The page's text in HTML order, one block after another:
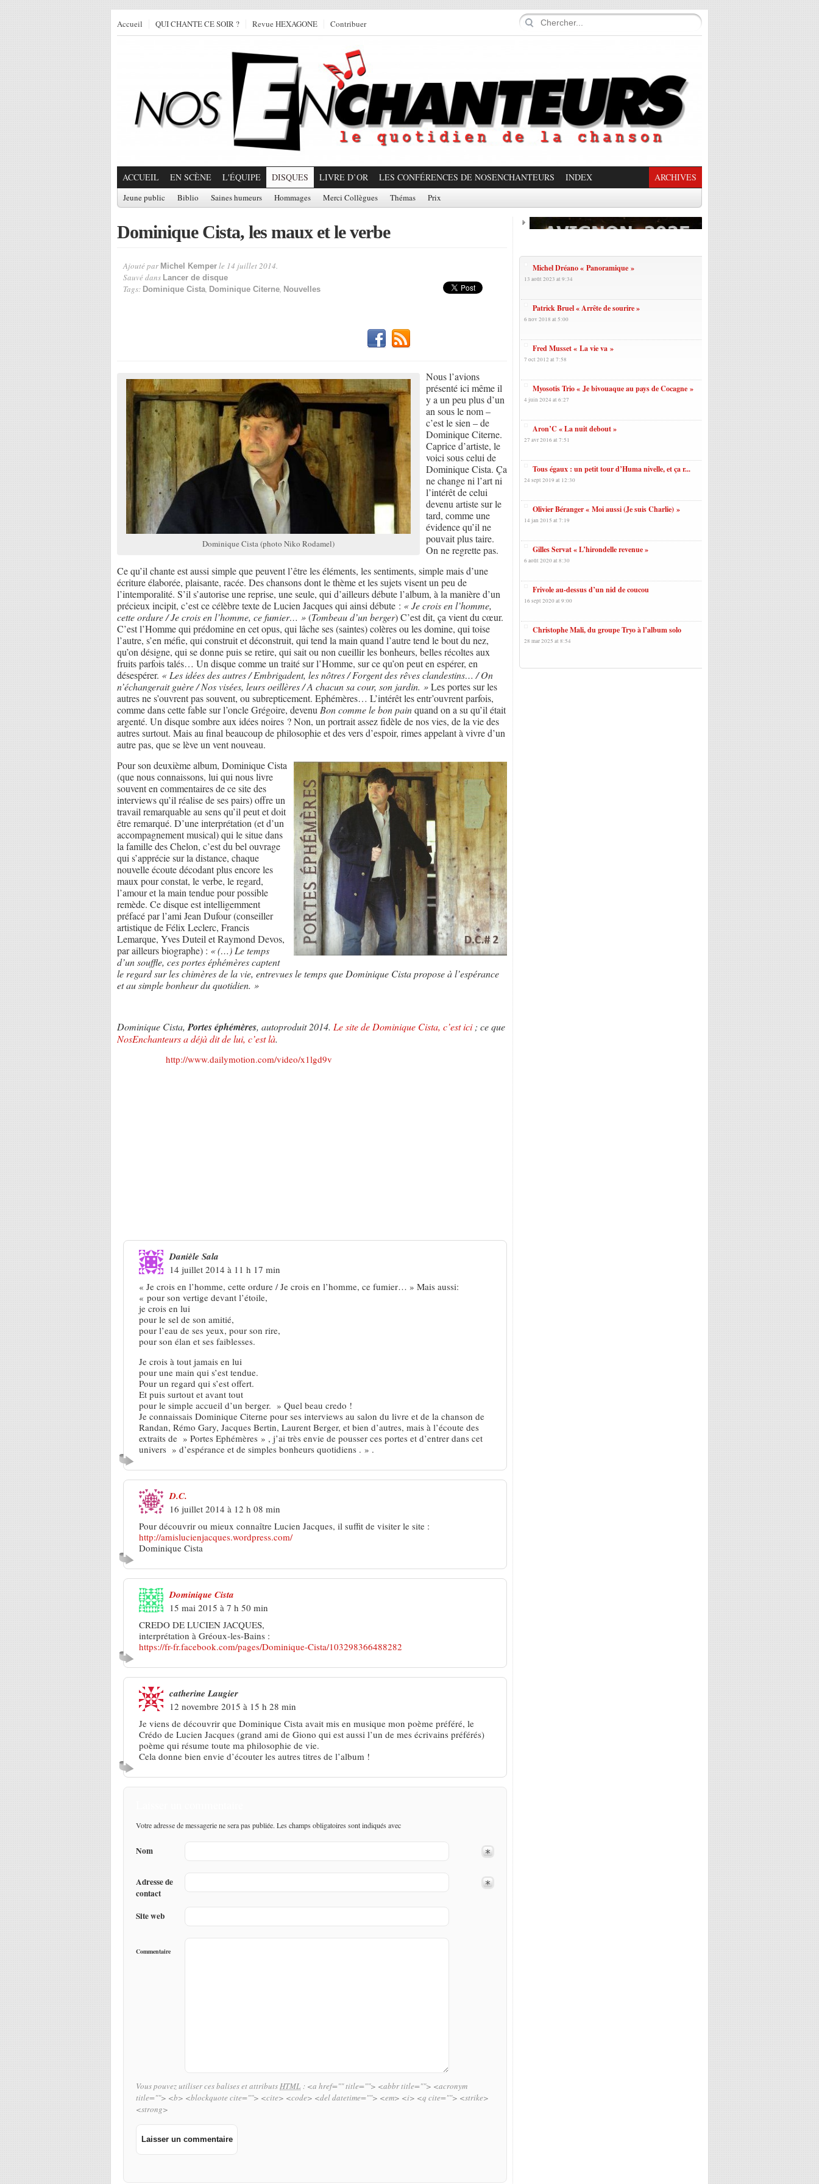
Accueil QUI CHANTE CE SOIR ? Revue HEXAGONE Contribuer
ACCUEIL EN SCÈNE L'ÉQUIPE DISQUES LIVRE D’OR LES CONFÉRENCES DE NOSENCHANTEURS INDEX ARCHIVES
Jeune public Biblio Saines humeurs Hommages Merci Collègues Thémas Prix
Dominique Cista, les maux et le verbe
Ajouté par Michel Kemper le 14 juillet 2014.
Sauvé dans Lancer de disque
Tags: Dominique Cista, Dominique Citerne, Nouvelles
Dominique Cista (photo Niko Rodamel)
Nous l’avions
présenté ici même il
y a un peu plus d’un
an sous le nom –
c’est le sien – de
Dominique Citerne.
Caprice d’artiste, le
voici sous celui de
Dominique Cista. Ça
ne change ni l’art ni
l’intérêt de celui
devenu artiste sur le
tard, comme une
évidence qu’il ne
pouvait plus taire.
On ne regrette pas.
Ce qu’il chante est aussi simple que peuvent l’être les éléments, les sentiments, simple mais d’une
écriture élaborée, plaisante, racée. Des chansons dont le thème et les sujets visent un peu de
l’intemporalité. S’il s’autorise une reprise, une seule, qui d’ailleurs débute l’album, à la manière d’un
précieux incipit, c’est ce célèbre texte de Lucien Jacques qui ainsi débute : « Je crois en l’homme,
cette ordure / Je crois en l’homme, ce fumier… »(Tombeau d’un berger) C’est dit, ça vient du cœur.
C’est l’Homme qui prédomine en cet opus, qui lâche ses (saintes) colères ou les domine, qui toise
l’autre, s’en méfie, qui construit et déconstruit, qui tend la main quand l’autre tend le bout du nez,
qu’on désigne, qui se donne puis se retire, qui sait ou non cueillir les bonheurs, belles récoltes aux
fruits parfois talés… Un disque comme un traité sur l’Homme, sur ce qu’on peut en espérer, en
désespérer. « Les idées des autres / Embrigadent, les nôtres / Forgent des rêves clandestins… / On
n’échangerait guère / Nos visées, leurs oeillères / A chacun sa cour, son jardin. »Les portes sur les
autres ne s’ouvrent pas souvent, ou subrepticement. Ephémères… L’intérêt les entr’ouvrent parfois,
comme dans cette fable sur l’oncle Grégoire, devenu Bon comme le bon painquand on a su qu’il était
argenté. Un disque sombre aux idées noires ? Non, un portrait assez fidèle de nos vies, de la vie des
autres surtout. Mais au final beaucoup de philosophie et des vers d’espoir, rimes appelant à vivre d’un
autre pas, que se lève un vent nouveau.
Pour son deuxième album, Dominique Cista
(que nous connaissons, lui qui nous livre
souvent en commentaires de ce site des
interviews qu’il réalise de ses pairs) offre un
travail remarquable au sens qu’il peut et doit
être remarqué. D’une interprétation (et d’un
accompagnement musical) qui le situe dans
la famille des Chelon, c’est du bel ouvrage
qui s’apprécie sur la distance, chaque
nouvelle écoute décodant plus encore les
maux pour constat, le verbe, le regard,
l’amour et la main tendue pour possible
remède. Ce disque est intelligemment
préfacé par l’ami Jean Dufour (conseiller
artistique de Félix Leclerc, Francis
Lemarque, Yves Duteil et Raymond Devos,
par ailleurs biographe) : « (…) Le temps
d’un souffle, ces portes éphémères captent
le regard sur les chimères de la vie, entrevues le temps que Dominique Cista propose à l’espérance
et au simple bonheur du quotidien. »
Dominique Cista, Portes éphémères, autoproduit 2014. Le site de Dominique Cista, c’est ici; ce que
NosEnchanteurs a déjà dit de lui, c’est là.
http://www.dailymotion.com/video/x1lgd9v
Danièle Sala
14 juillet 2014 à 11 h 17 min
« Je crois en l’homme, cette ordure / Je crois en l’homme, ce fumier… » Mais aussi:
« pour son vertige devant l’étoile,
je crois en lui
pour le sel de son amitié,
pour l’eau de ses yeux, pour son rire,
pour son élan et ses faiblesses.
Je crois à tout jamais en lui
pour une main qui s’est tendue.
Pour un regard qui s’est offert.
Et puis surtout et avant tout
pour le simple accueil d’un berger. » Quel beau credo !
Je connaissais Dominique Citerne pour ses interviews au salon du livre et de la chanson de
Randan, Rémo Gary, Jacques Bertin, Laurent Berger, et bien d’autres, mais à l’écoute des
extraits de » Portes Ephémères » , j’ai très envie de pousser ces portes et d’entrer dans cet
univers » d’espérance et de simples bonheurs quotidiens . » .
D.C.
16 juillet 2014 à 12 h 08 min
Pour découvrir ou mieux connaître Lucien Jacques, il suffit de visiter le site :
http://amislucienjacques.wordpress.com/
Dominique Cista
Dominique Cista
15 mai 2015 à 7 h 50 min
CREDO DE LUCIEN JACQUES,
interprétation à Gréoux-les-Bains :
https://fr-fr.facebook.com/pages/Dominique-Cista/103298366488282
catherine Laugier
12 novembre 2015 à 15 h 28 min
Je viens de découvrir que Dominique Cista avait mis en musique mon poème préféré, le
Crédo de Lucien Jacques (grand ami de Giono qui est aussi l’un de mes écrivains préférés)
poème qui résume toute ma philosophie de vie.
Cela donne bien envie d’écouter les autres titres de l’album !
Votre adresse de messagerie ne sera pas publiée. Les champs obligatoires sont indiqués avec
Nom
Adresse de
contact
Site web
Commentaire
Vous pouvez utiliser ces balises et attributsHTML : <a href="" title=""> <abbr title=""> <acronym
title=""> <b> <blockquote cite=""> <cite> <code> <del datetime=""> <em> <i> <q cite=""> <strike>
<strong>
Michel Dréano « Panoramique »
13 août 2023 at 9:34
Patrick Bruel « Arrête de sourire »
6 nov 2018 at 5:00
Fred Musset « La vie va »
7 oct 2012 at 7:58
Myosotis Trio « Je bivouaque au pays de Cocagne »
4 juin 2024 at 6:27
Aron’C « La nuit debout »
27 avr 2016 at 7:51
Tous égaux : un petit tour d’Huma nivelle, et ça r...
24 sept 2019 at 12:30
Olivier Béranger « Moi aussi (Je suis Charlie) »
14 jan 2015 at 7:19
Gilles Servat « L’hirondelle revenue »
6 août 2020 at 8:30
Frivole au-dessus d’un nid de coucou
16 sept 2020 at 9:00
Christophe Mali, du groupe Tryo à l’album solo
28 mar 2025 at 8:54